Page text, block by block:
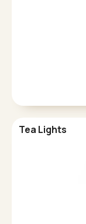
Tea Lights